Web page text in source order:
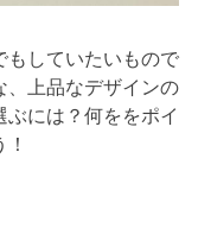
もしていたいもので
、上品なデザインの
には？何ををポイ